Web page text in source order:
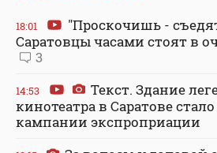
18:01
"Проскочишь -
Саратовцы часами стоят в
3
14:53
Текст. Здание
кинотеатра в Саратове
кампании экспроприации